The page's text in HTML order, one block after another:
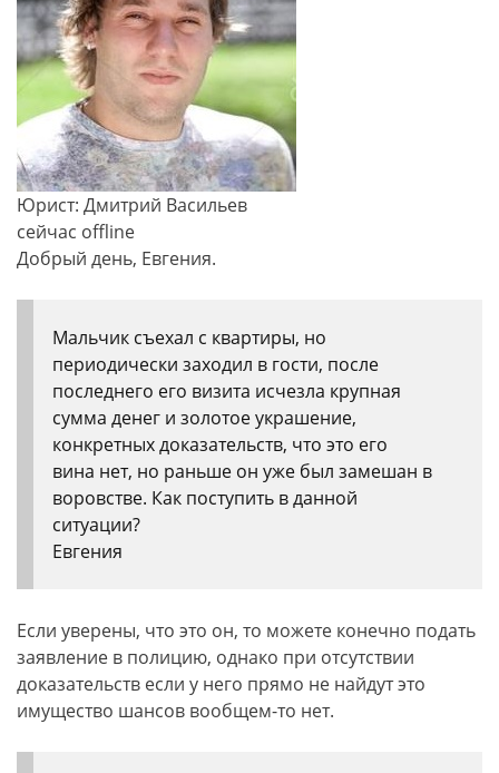
Юрист: Дмитрий Васильев
сейчас offline
Добрый день, Евгения.
Мальчик съехал с квартиры, но
периодически заходил в гости, после
последнего его визита исчезла крупная
сумма денег и золотое украшение,
конкретных доказательств, что это его
вина нет, но раньше он уже был замешан в
воровстве. Как поступить в данной
ситуации?
Евгения
Если уверены, что это он, то можете конечно подать
заявление в полицию, однако при отсутствии
доказательств если у него прямо не найдут это
имущество шансов вообщем-то нет.